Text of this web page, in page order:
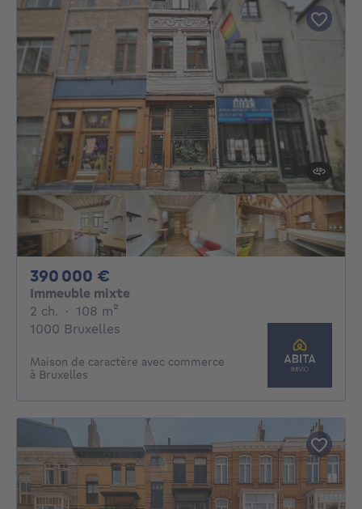
390 000 €
Immeuble mixte
2 ch. 2 chambres
· 108 m²
1000 Bruxelles
Maison de caractère avec commerce
à Bruxelles